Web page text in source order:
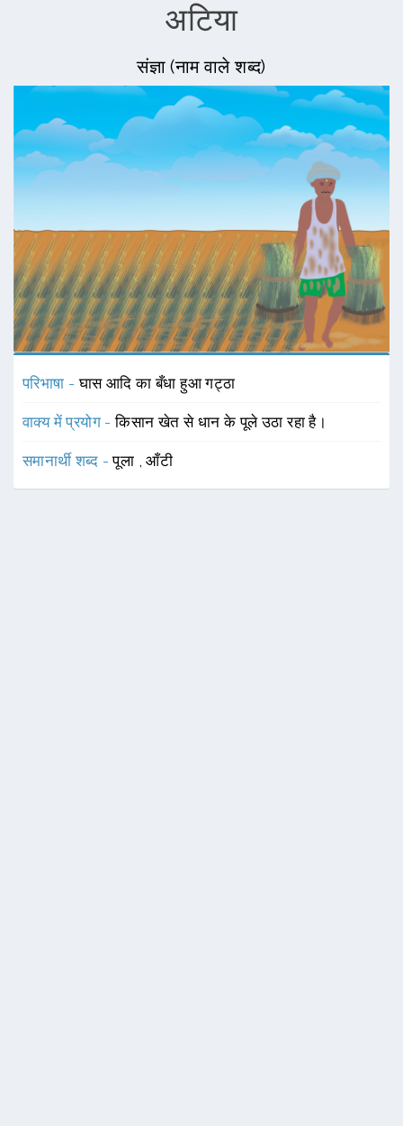
अटिया
संज्ञा (नाम वाले शब्द)
परिभाषा -घास आदि का बँधा हुआ गट्ठा
वाक्य में प्रयोग -किसान खेत से धान के पूले उठा रहा है।
समानार्थी शब्द -पूला ,आँटी